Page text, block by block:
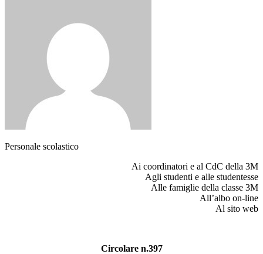
Personale scolastico
Ai coordinatori e al CdC della 3M
Agli studenti e alle studentesse
Alle famiglie della classe 3M
All’albo on-line
Al sito web
Circolare n.397